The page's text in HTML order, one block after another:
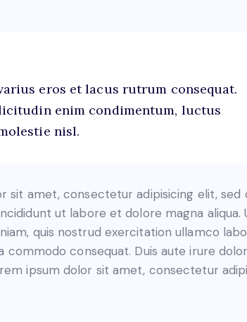
eros et lacus rutrum consequat.
enim condimentum, luctus
nisl.
sit amet, consectetur adipisicing elit, sed
ut labore et dolore magna aliqua.
quis nostrud exercitation ullamco
commodo consequat. Duis aute irure
ipsum dolor sit amet, consectetur